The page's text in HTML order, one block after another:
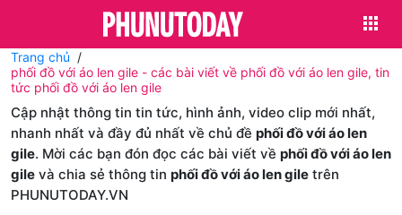
Trang chủ
phối đồ với áo len gile - các bài viết về phối đồ với áo len gile, tin
tức phối đồ với áo len gile
Cập nhật thông tin tin tức, hình ảnh, video clip mới nhất,
nhanh nhất và đầy đủ nhất về chủ đề phối đồ với áo len
gile. Mời các bạn đón đọc các bài viết về phối đồ với áo len
gile và chia sẻ thông tin phối đồ với áo len gile trên
PHUNUTODAY.VN